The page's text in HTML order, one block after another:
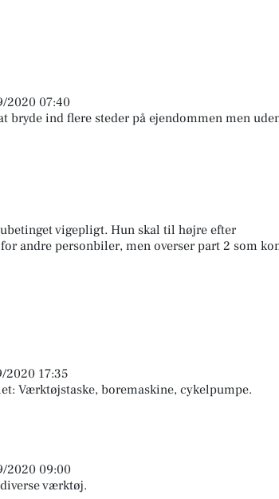
2020 07:40
bryde ind flere steder på ejendommen men
vigepligt. Hun skal til højre efter
andre personbiler, men overser part 2 som
2020 17:35
Værktøjstaske, boremaskine, cykelpumpe.
2020 09:00
værktøj.